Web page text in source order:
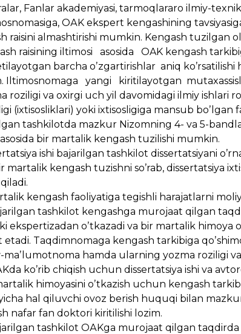
Fanlar akademiyasi, tarmoqlararo ilmiy-
OАK ekspert kengashining
raisini almashtirishi mumkin. Kengash tuzilgan
raisining iltimosi asosida OAK kengash
barcha oʼzgartirishlar aniq
Iltimosnomaga yangi kiritilayotgan
roziligi va oxirgi uch yil davomidagi ilmiy ishlari
(ixtisosliklari) yoki ixtisosligiga mansub boʼlgan
tashkilotda mazkur Nizomning 4- va 5-
bir martalik kengash tuzilishi mumkin.
ishi bajarilgan tashkilot dissertatsiyani
martalik kengash tuzishni soʼrab, dissertatsiya
kengash faoliyatiga tegishli harajatlarni
tashkilot kengashga murojaat qilgan
ekspertizadan oʼtkazadi va bir martalik himoya
Taqdimnomaga kengash tarkibiga
maʼlumotnoma hamda ularning yozma roziligi
koʼrib chiqish uchun dissertatsiya ishi va
himoyasini oʼtkazish uchun kengash
hal qiluvchi ovoz berish huquqi bilan
nafar fan doktori kiritilishi lozim.
tashkilot OАKga murojaat qilgan